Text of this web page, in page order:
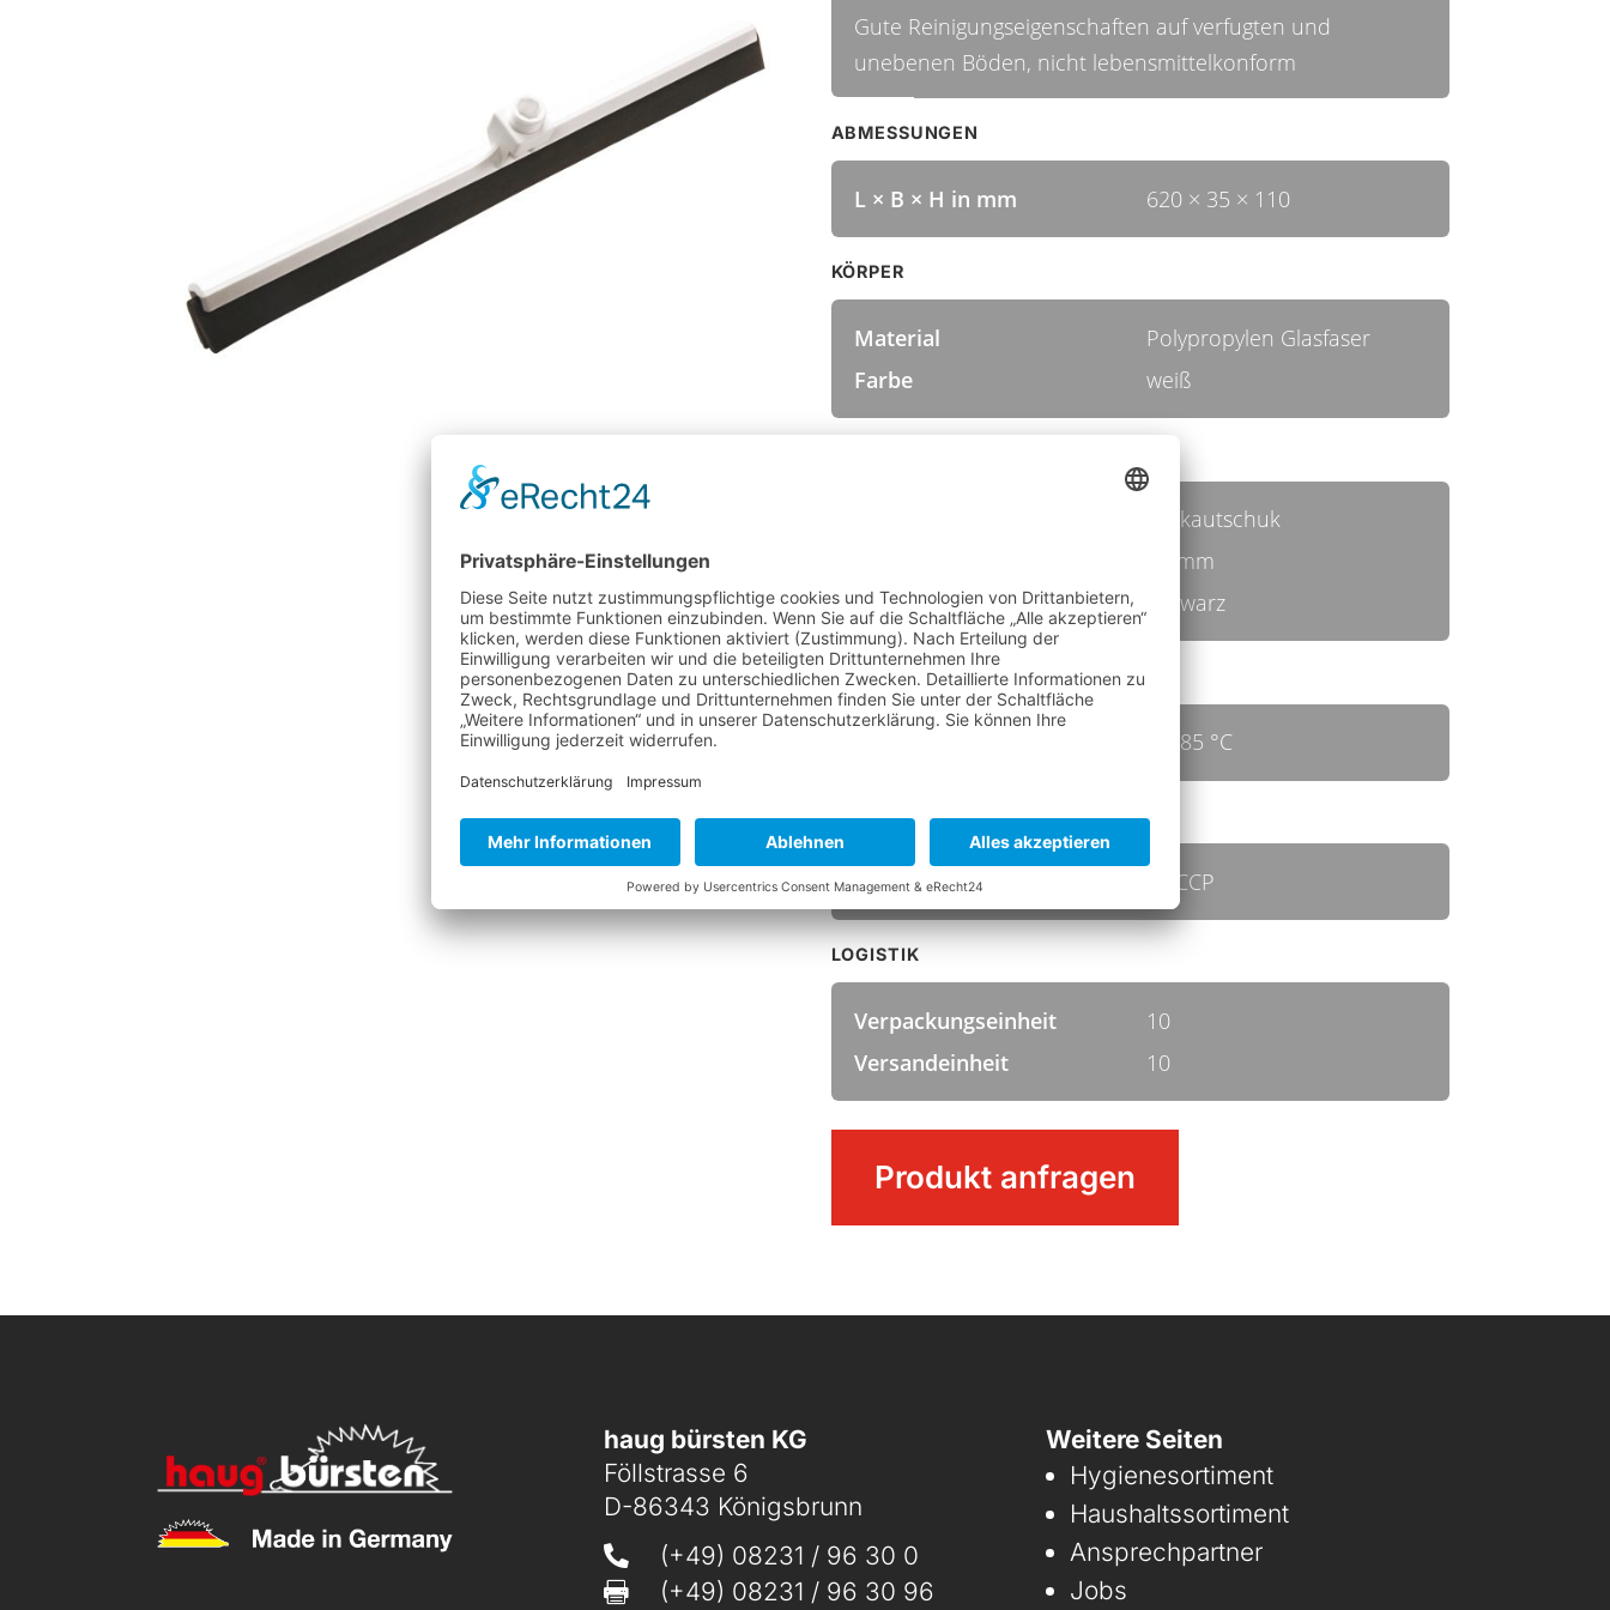
MengeProdukt anfragen
Gute Reinigungseigenschaften auf verfugten und
unebenen Böden, nicht lebensmittelkonform
ABMESSUNGEN
L × B × H in mm 620 × 35 × 110
KÖRPER
Material
Polypropylen Glasfaser
Farbe
weiß
Zellkautschuk
30 mm
Farbe
schwarz
TEMPERATUR
bis 85 °C
HYGIENESTANDARDS
Zertifizierungen HACCP
LOGISTIK
Verpackungseinheit
10
Versandeinheit
10
haug bürsten KG
Föllstrasse 6
D-86343 Königsbrunn
 (+49) 08231 / 96 30 0
 (+49) 08231 / 96 30 96
Weitere Seiten
Hygienesortiment
Haushaltssortiment
Ansprechpartner
Jobs